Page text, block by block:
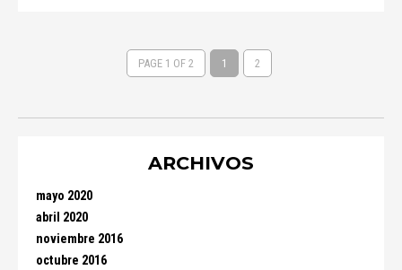
PAGE 1 OF 2 1 2
ARCHIVOS
mayo 2020
abril 2020
noviembre 2016
octubre 2016